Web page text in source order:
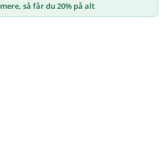
mere, så får du 20% på alt